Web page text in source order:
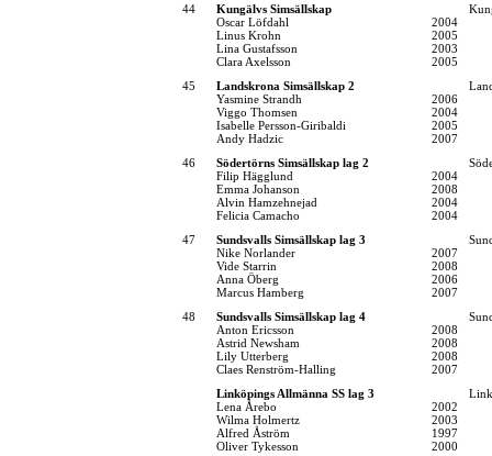
44
Kungälvs Simsällskap
Oscar Löfdahl
2004
Linus Krohn
2005
Lina Gustafsson
2003
Clara Axelsson
2005
45
Landskrona Simsällskap 2
Yasmine Strandh
2006
Viggo Thomsen
2004
Isabelle Persson-Giribaldi
2005
Andy Hadzic
2007
46
Södertörns Simsällskap lag 2
Filip Hägglund
2004
Emma Johanson
2008
Alvin Hamzehnejad
2004
Felicia Camacho
2004
47
Sundsvalls Simsällskap lag 3
Nike Norlander
2007
Vide Starrin
2008
Anna Öberg
2006
Marcus Hamberg
2007
48
Sundsvalls Simsällskap lag 4
Anton Ericsson
2008
Astrid Newsham
2008
Lily Utterberg
2008
Claes Renström-Halling
2007
Linköpings Allmänna SS lag 3
Lena Årebo
2002
Wilma Holmertz
2003
Alfred Åström
1997
Oliver Tykesson
2000